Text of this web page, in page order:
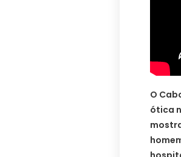
O
ótica